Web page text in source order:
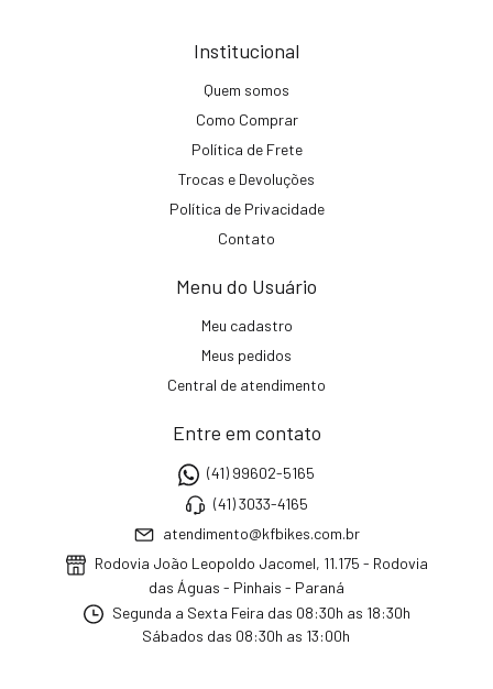
Institucional
Quem somos
Como Comprar
Política de Frete
Trocas e Devoluções
Política de Privacidade
Contato
Menu do Usuário
Meu cadastro
Meus pedidos
Central de atendimento
Entre em contato
(41) 99602-5165
(41) 3033-4165
atendimento@kfbikes.com.br
Rodovia João Leopoldo Jacomel, 11.175 - Rodovia
das Águas - Pinhais - Paraná
Segunda a Sexta Feira das 08:30h as 18:30h
Sábados das 08:30h as 13:00h